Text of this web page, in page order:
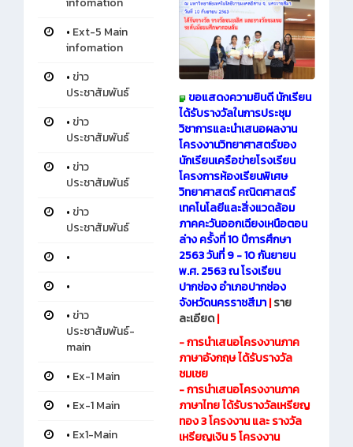
• Ext-5 Main
infomation
• ข่าว
ประชาสัมพันธ์
• ข่าว
ประชาสัมพันธ์
• ข่าว
ประชาสัมพันธ์
• ข่าว
ประชาสัมพันธ์
•
•
• ข่าว
ประชาสัมพันธ์-
main
• Ex-1 Main
• Ex-1 Main
• Ex1-Main
ขอแสดงความยินดี นักเรียน
ได้รับรางวัลในการประชุม
วิชาการและนำเสนอผลงาน
โครงงานวิทยาศาสตร์ของ
นักเรียนเครือข่ายโรงเรียน
โครงการห้องเรียนพิเศษ
วิทยาศาสตร์ คณิตศาสตร์
เทคโนโลยีและสิ่งแวดล้อม
ภาคคะวันออกเฉียงเหนือตอน
ล่าง ครั้งที่ 10 ปีการศึกษา
2563 วันที่ 9 - 10 กันยายน
พ.ศ. 2563 ณ โรงเรียน
ปากช่อง อำเภอปากช่อง
จังหวัดนครราชสีมา|ราย
ละเอียด|
- การนำเสนอโครงงานภาค
ภาษาอังกฤษ ได้รับรางวัล
ชมเชย
- การนำเสนอโครงงานภาค
ภาษาไทย ได้รับรางวัลเหรียญ
ทอง 3 โครงงาน และ รางวัล
เหรียญเงิน 5 โครงงาน